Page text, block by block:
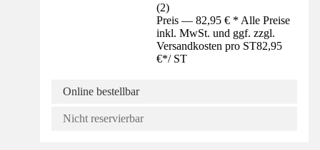
(2)
Preis — 82,95 € * Alle Preise
inkl. MwSt. und ggf. zzgl.
Versandkosten pro ST82,95
€*/ ST
Online bestellbar
Nicht reservierbar